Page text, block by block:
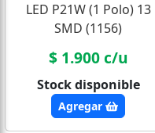
LED P21W (1 Polo) 13
SMD (1156)
$ 1.900 c/u
Stock disponible
Agregar